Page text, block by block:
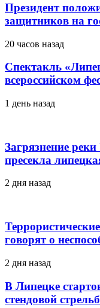
Президент
защитников на
20 часов назад
Спектакль
всероссийском
1 день назад
Загрязнение
пресекла
2 дня назад
говорят о
2 дня назад
В Липецке
стендовой